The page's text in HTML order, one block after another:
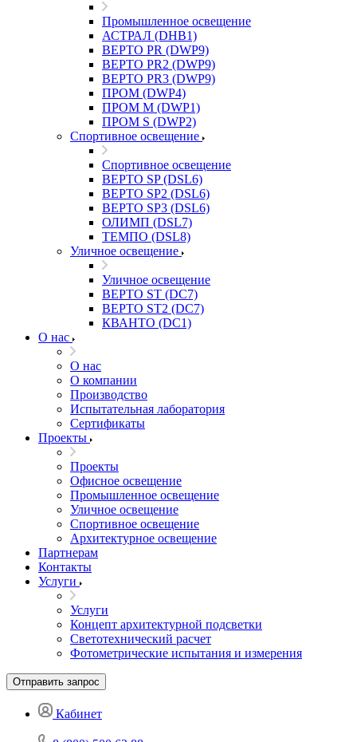
Промышленное освещение
АСТРАЛ (DHB1)
ВЕРТО PR (DWP9)
ВЕРТО PR2 (DWP9)
ВЕРТО PR3 (DWP9)
ПРОМ (DWP4)
ПРОМ M (DWP1)
ПРОМ S (DWP2)
Спортивное освещение
Спортивное освещение
ВЕРТО SP (DSL6)
ВЕРТО SP2 (DSL6)
ВЕРТО SP3 (DSL6)
ОЛИМП (DSL7)
ТЕМПО (DSL8)
Уличное освещение
Уличное освещение
ВЕРТО ST (DC7)
ВЕРТО ST2 (DC7)
КВАНТО (DC1)
О нас
О нас
О компании
Производство
Испытательная лаборатория
Сертификаты
Проекты
Проекты
Офисное освещение
Промышленное освещение
Уличное освещение
Спортивное освещение
Архитектурное освещение
Партнерам
Контакты
Услуги
Услуги
Концепт архитектурной подсветки
Светотехнический расчет
Фотометрические испытания и измерения
Отправить запрос
Кабинет